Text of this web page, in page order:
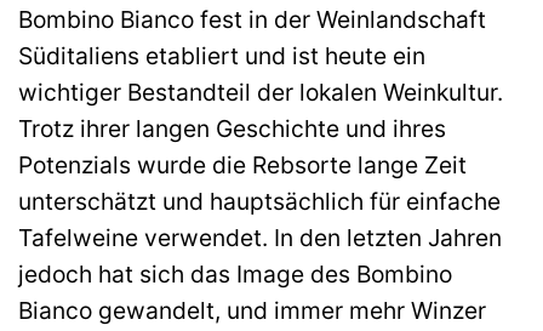
Bombino Bianco fest in der Weinlandschaft
Süditaliens etabliert und ist heute ein
wichtiger Bestandteil der lokalen Weinkultur.
Trotz ihrer langen Geschichte und ihres
Potenzials wurde die Rebsorte lange Zeit
unterschätzt und hauptsächlich für einfache
Tafelweine verwendet. In den letzten Jahren
jedoch hat sich das Image des Bombino
Bianco gewandelt, und immer mehr Winzer